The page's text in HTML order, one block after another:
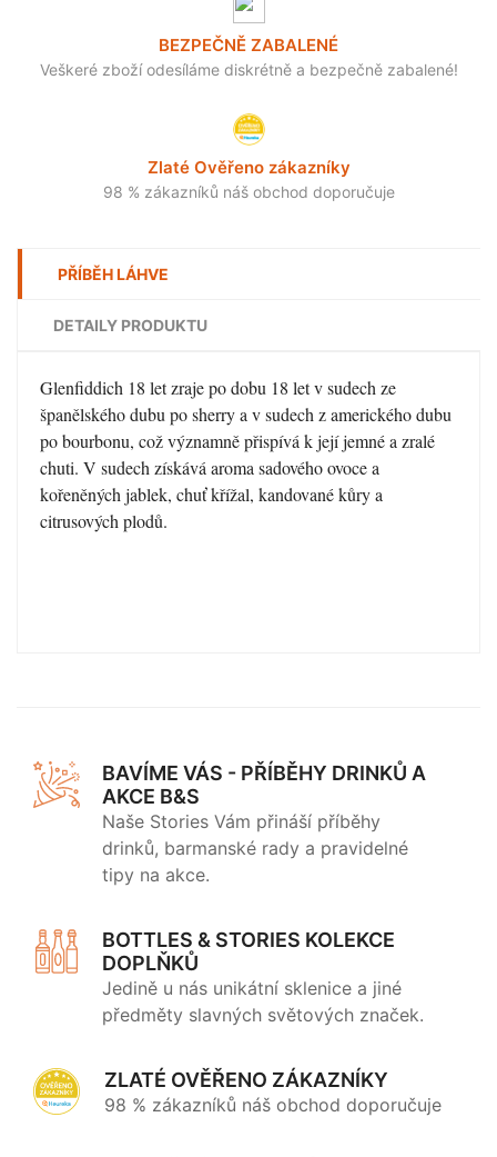
BEZPEČNĚ ZABALENÉ
Veškeré zboží odesíláme diskrétně a bezpečně zabalené!
Zlaté Ověřeno zákazníky
98 % zákazníků náš obchod doporučuje
PŘÍBĚH LÁHVE
DETAILY PRODUKTU
Glenfiddich 18 let zraje po dobu 18 let v sudech ze
španělského dubu po sherry a v sudech z amerického dubu
po bourbonu, což významně přispívá k její jemné a zralé
chuti. V sudech získává aroma sadového ovoce a
kořeněných jablek, chuť křížal, kandované kůry a
citrusových plodů.
BAVÍME VÁS - PŘÍBĚHY DRINKŮ A
AKCE B&S
Naše Stories Vám přináší příběhy
drinků, barmanské rady a pravidelné
tipy na akce.
BOTTLES & STORIES KOLEKCE
DOPLŇKŮ
Jedině u nás unikátní sklenice a jiné
předměty slavných světových značek.
ZLATÉ OVĚŘENO ZÁKAZNÍKY
98 % zákazníků náš obchod doporučuje